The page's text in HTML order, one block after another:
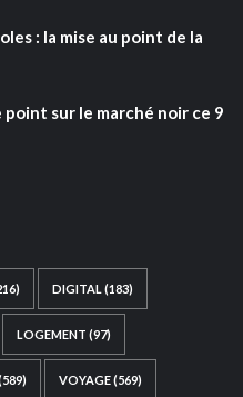
: la mise au point de la
sur le marché noir ce 9
DIGITAL (183)
LOGEMENT (97)
VOYAGE(569)